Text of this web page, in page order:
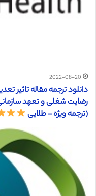
2022-08-20
دانلود ترجمه مقاله تاثیر
(ترجمه ویژه – طلایی